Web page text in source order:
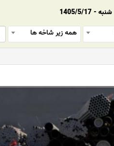
شنبه - 1405/5/17
همه زیر شاخه ها